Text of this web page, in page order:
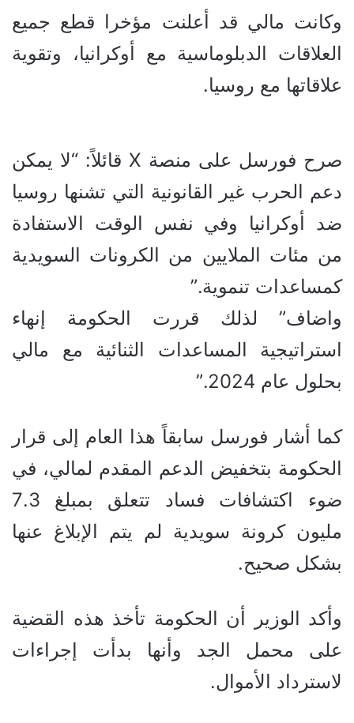
وكانت مالي قد أعلنت مؤخرا قطع جميع
العلاقات الدبلوماسية مع أوكرانيا، وتقوية
علاقاتها مع روسيا.
صرح فورسل على منصة X قائلاً: “لا يمكن
دعم الحرب غير القانونية التي تشنها روسيا
ضد أوكرانيا وفي نفس الوقت الاستفادة
من مئات الملايين من الكرونات السويدية
كمساعدات تنموية.”
واضاف” لذلك قررت الحكومة إنهاء
استراتيجية المساعدات الثنائية مع مالي
بحلول عام 2024.”
كما أشار فورسل سابقاً هذا العام إلى قرار
الحكومة بتخفيض الدعم المقدم لمالي، في
ضوء اكتشافات فساد تتعلق بمبلغ 7.3
مليون كرونة سويدية لم يتم الإبلاغ عنها
بشكل صحيح.
وأكد الوزير أن الحكومة تأخذ هذه القضية
على محمل الجد وأنها بدأت إجراءات
لاسترداد الأموال.